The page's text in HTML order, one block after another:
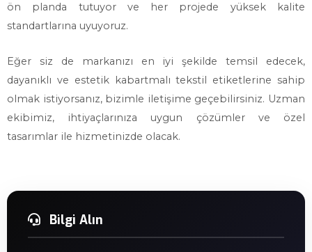
ön planda tutuyor ve her projede yüksek kalite
standartlarına uyuyoruz.
Eğer siz de markanızı en iyi şekilde temsil edecek,
dayanıklı ve estetik kabartmalı tekstil etiketlerine sahip
olmak istiyorsanız, bizimle iletişime geçebilirsiniz. Uzman
ekibimiz, ihtiyaçlarınıza uygun çözümler ve özel
tasarımlar ile hizmetinizde olacak.
Bilgi Alın